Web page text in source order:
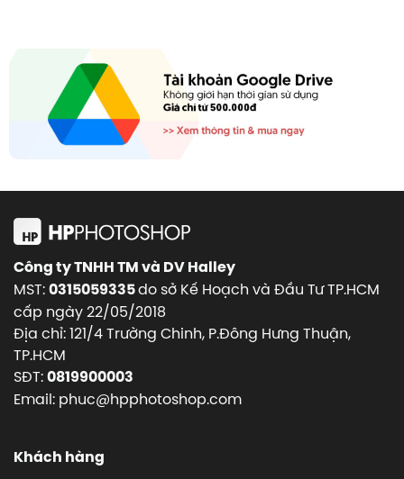
Công ty TNHH TM và DV Halley
MST:0315059335do sở Kế Hoạch và Đầu Tư TP.HCM
cấp ngày 22/05/2018
Địa chỉ: 121/4 Trường Chinh, P.Đông Hưng Thuận,
TP.HCM
SĐT:0819900003
Email: phuc@hpphotoshop.com
Khách hàng